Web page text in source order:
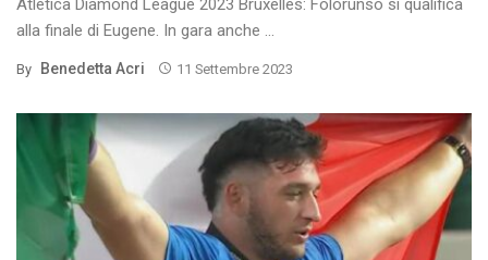
Atletica Diamond League 2023 Bruxelles: Folorunso si qualifica
alla finale di Eugene. In gara anche ...
By Benedetta Acri 11 Settembre 2023